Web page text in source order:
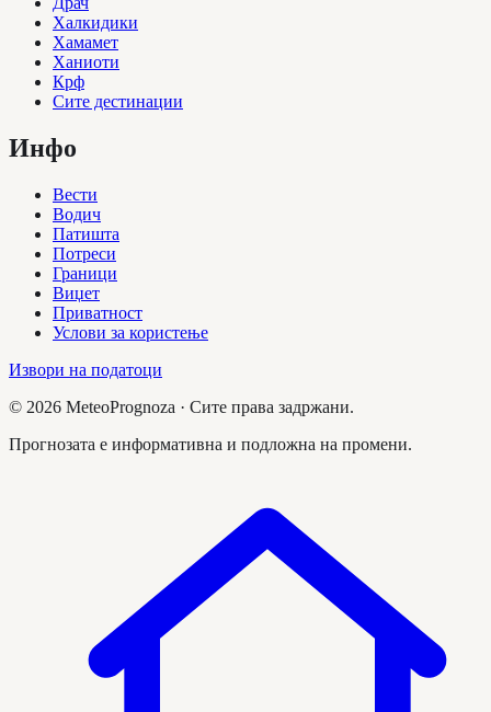
Халкидики
Хамамет
Ханиоти
Крф
Сите дестинации
Инфо
Вести
Водич
Патишта
Потреси
Граници
Виџет
Приватност
Услови за користење
Извори на податоци
© 2026 MeteoPrognoza · Сите права задржани.
Прогнозата е информативна и подложна на промени.